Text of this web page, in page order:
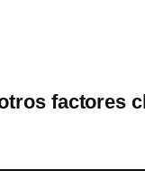
factores